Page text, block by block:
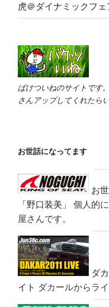
虎＠ダイナミックフェ
ばけついねのサイトです
さんアップしてくれたら
お世話になってます
お
「野口装美」
個人的
屋さんです。
ダ
イト ダカールからラ